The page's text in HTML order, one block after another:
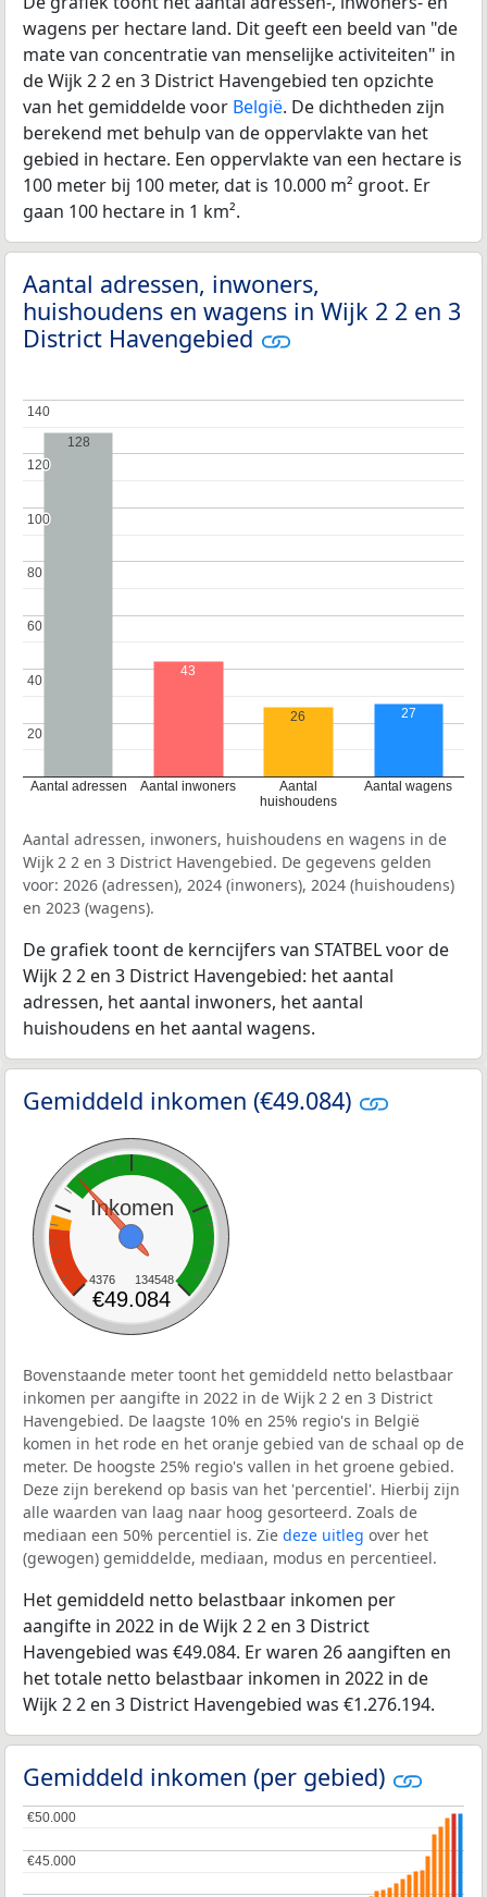
wagens per hectare land. Dit geeft een beeld van "de
mate van concentratie van menselijke activiteiten" in
de Wijk 2 2 en 3 District Havengebied ten opzichte
van het gemiddelde voor België. De dichtheden zijn
berekend met behulp van de oppervlakte van het
gebied in hectare. Een oppervlakte van een hectare is
100 meter bij 100 meter, dat is 10.000 m² groot. Er
gaan 100 hectare in 1 km².
Aantal adressen, inwoners,
huishoudens en wagens in Wijk 2 2 en 3
District Havengebied
Aantal adressen Aantal inwoners
Aantal
huishoudens
Aantal wagens
20
20
40
40
60
60
80
80
100
100
120
120
140
140
128
43
26 27
Aantal adressen, inwoners, huishoudens en wagens in de
Wijk 2 2 en 3 District Havengebied. De gegevens gelden
voor: 2026 (adressen), 2024 (inwoners), 2024 (huishoudens)
en 2023 (wagens).
De grafiek toont de kerncijfers van STATBEL voor de
Wijk 2 2 en 3 District Havengebied: het aantal
adressen, het aantal inwoners, het aantal
huishoudens en het aantal wagens.
Gemiddeld inkomen (€49.084)
Inkomen
4376 134548
€49.084
Bovenstaande meter toont het gemiddeld netto belastbaar
inkomen per aangifte in 2022 in de Wijk 2 2 en 3 District
Havengebied. De laagste 10% en 25% regio's in België
komen in het rode en het oranje gebied van de schaal op de
meter. De hoogste 25% regio's vallen in het groene gebied.
Deze zijn berekend op basis van het 'percentiel'. Hierbij zijn
alle waarden van laag naar hoog gesorteerd. Zoals de
mediaan een 50% percentiel is. Zie deze uitleg over het
(gewogen) gemiddelde, mediaan, modus en percentieel.
Het gemiddeld netto belastbaar inkomen per
aangifte in 2022 in de Wijk 2 2 en 3 District
Havengebied was €49.084. Er waren 26 aangiften en
het totale netto belastbaar inkomen in 2022 in de
Wijk 2 2 en 3 District Havengebied was €1.276.194.
Gemiddeld inkomen (per gebied)
€45.000
€45.000
€50.000
€50.000